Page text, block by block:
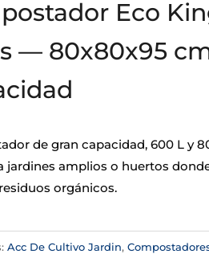
Eco
— 80x80x95
de gran capacidad, 600 L y
jardines amplios o huertos
orgánicos.
Acc De Cultivo Jardin,